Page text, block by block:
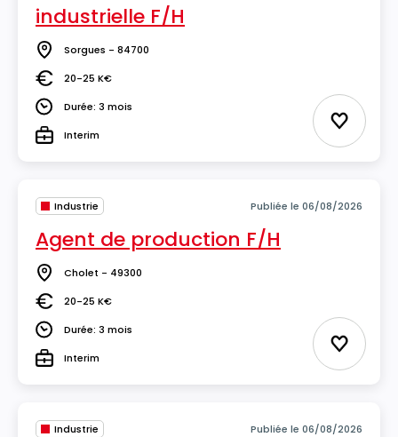
industrielle F/H
Lieu Sorgues - 84700
Salaire20-25 K€
DuréeDurée: 3 mois
TypeInterim Ajouter
Industrie Publiée le 06/08/2026
Agent de production F/H
Lieu Cholet - 49300
Salaire20-25 K€
DuréeDurée: 3 mois
TypeInterim Ajouter
Industrie Publiée le 06/08/2026